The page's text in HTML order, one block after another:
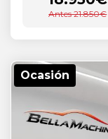
Antes 21.850€
Ocasión